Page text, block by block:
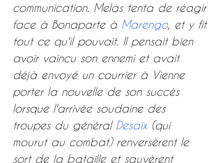
communication. Melas tenta de réagir
face à Bonaparte à Marengo, et y fit
tout ce qu'il pouvait. Il pensait bien
avoir vaincu son ennemi et avait
déjà envoyé un courrier à Vienne
porter la nouvelle de son succès
lorsque l'arrivée soudaine des
troupes du général Desaix (qui
mourut au combat) renversèrent le
sort de la bataille et sauvèrent